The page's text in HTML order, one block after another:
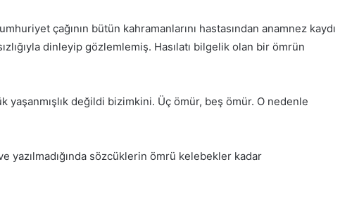
çağının bütün kahramanlarını hastasından anamnez kaydı
dinleyip gözlemlemiş. Hasılatı bilgelik olan bir ömrün
yaşanmışlık değildi bizimkini. Üç ömür, beş ömür. O nedenle
yazılmadığında sözcüklerin ömrü kelebekler kadar